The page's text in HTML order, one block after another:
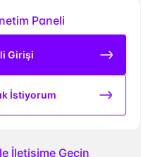
Paneli
Girişi
İstiyorum
İletişime Geçin